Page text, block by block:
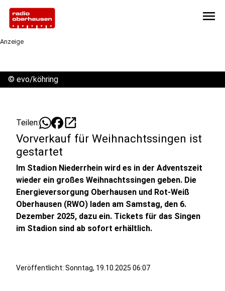
menu
Anzeige
© evo/köhring
Teilen: open_in_new
Vorverkauf für Weihnachtssingen ist
gestartet
Im Stadion Niederrhein wird es in der Adventszeit
wieder ein großes Weihnachtssingen geben. Die
Energieversorgung Oberhausen und Rot-Weiß
Oberhausen (RWO) laden am Samstag, den 6.
Dezember 2025, dazu ein. Tickets für das Singen
im Stadion sind ab sofort erhältlich.
Veröffentlicht: Sonntag, 19.10.2025 06:07